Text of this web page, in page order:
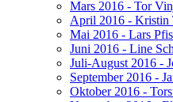
Mars 2016 - Tor
April 2016 - Kristin
Mai 2016 - Lars
Juni 2016 - Line
Juli-August 2016 -
September 2016 -
Oktober 2016 -